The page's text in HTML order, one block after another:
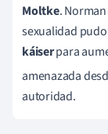
Moltke.
sexualidad
káiserpara
amenazada
autoridad.